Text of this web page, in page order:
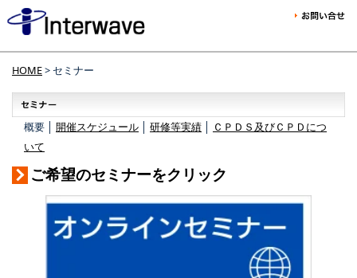
HOME> セミナー
概要 │ 開催スケジュール 研修等実績
ＣＰＤＳ及びＣＰＤにつ
いて
ご希望のセミナーをクリック